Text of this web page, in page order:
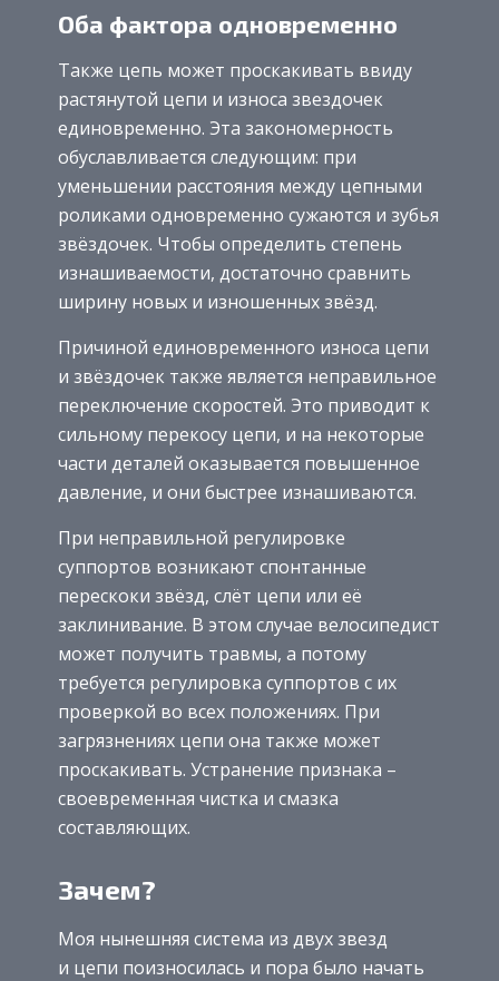
Оба фактора одновременно
Также цепь может проскакивать ввиду
растянутой цепи и износа звездочек
единовременно. Эта закономерность
обуславливается следующим: при
уменьшении расстояния между цепными
роликами одновременно сужаются и зубья
звёздочек. Чтобы определить степень
изнашиваемости, достаточно сравнить
ширину новых и изношенных звёзд.
Причиной единовременного износа цепи
и звёздочек также является неправильное
переключение скоростей. Это приводит к
сильному перекосу цепи, и на некоторые
части деталей оказывается повышенное
давление, и они быстрее изнашиваются.
При неправильной регулировке
суппортов возникают спонтанные
перескоки звёзд, слёт цепи или её
заклинивание. В этом случае велосипедист
может получить травмы, а потому
требуется регулировка суппортов с их
проверкой во всех положениях. При
загрязнениях цепи она также может
проскакивать. Устранение признака –
своевременная чистка и смазка
составляющих.
Зачем?
Моя нынешняя система из двух звезд
и цепи поизносилась и пора было начать